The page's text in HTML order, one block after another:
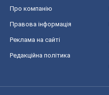
Про компанію
Правова інформація
Реклама на сайті
Редакційна політика